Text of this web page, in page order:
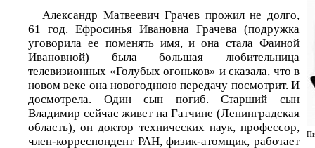
Александр Матвеевич Грачев прожил не долго,
61 год. Ефросинья Ивановна Грачева (подружка
уговорила ее поменять имя, и она стала Фаиной
Ивановной) была большая любительница
телевизионных «Голубых огоньков» и сказала, что в
новом веке она новогоднюю передачу посмотрит. И
досмотрела. Один сын погиб. Старший сын
Владимир сейчас живет на Гатчине (Ленинградская
область), он доктор технических наук, профессор,
член-корреспондент РАН, физик-атомщик, работает